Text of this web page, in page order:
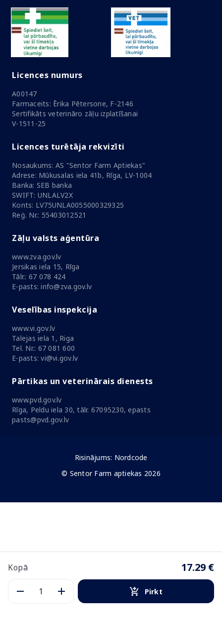
Kopā 17.29 €
Pirkt
Licences numurs
A00147
Farmaceits: Ērika Pētersone, F-2146
Sertifikāts veterināro zāļu izplatīšanai
V-1511-25
Licences turētāja rekvizīti
Nosaukums: AS "Sentor Farm Aptiekas"
Adrese: Mūkusalas iela 41b, Rīga, LV-1004
Banka: SEB banka
SWIFT: UNLALV2X
Konts: LV75UNLA0055000329325
Reģ. Nr.: 55403012521
Zāļu valsts aģentūra
www.zva.gov.lv
Jersikas iela 15, Rīga
Tālr.: 67 078 424
E-pasts: info@zva.gov.lv
Veselības inspekcija
www.vi.gov.lv
Talejas iela 1, Riga
Tel. Nr.: 67 081 600
E-pasts: vi@vi.gov.lv
Pārtikas un veterinārais dienests
www.pvd.gov.lv
Rīga, Peldu iela 30, tālr. 67095230, epasts
pasts@pvd.gov.lv
Risinājums: Nordcode
© Sentor Farm aptiekas 2026